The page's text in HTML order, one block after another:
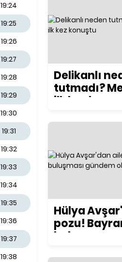
19:24
19:25
19:26
19:27
19:28
19:29
19:30
19:31
19:32
19:33
19:34
19:35
19:36
19:37
19:38
Delikanlı
tutmadı?
ilk kez
Hülya
pozu!
buluşması